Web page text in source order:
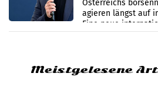
werden
Österreichs
agieren längst auf
Eine neue
Meistgelesene